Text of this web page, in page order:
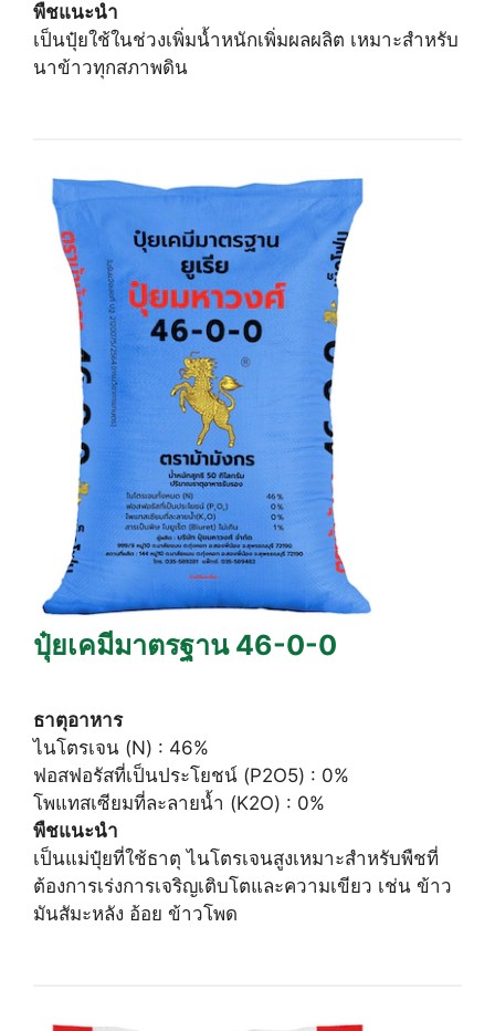
พืชแนะนำ
เป็นปุ๋ยใช้ในช่วงเพิ่มน้ำหนักเพิ่มผลผลิต เหมาะสำหรับ
นาข้าวทุกสภาพดิน
ปุ๋ยเคมีมาตรฐาน 46-0-0
ธาตุอาหาร
ไนโตรเจน (N) : 46%
ฟอสฟอรัสที่เป็นประโยชน์ (P2O5) : 0%
โพแทสเซียมที่ละลายน้ำ (K2O) : 0%
พืชแนะนำ
เป็นแม่ปุ๋ยที่ใช้ธาตุ ไนโตรเจนสูงเหมาะสำหรับพืชที่
ต้องการเร่งการเจริญเติบโตและความเขียว เช่น ข้าว
มันสัมะหลัง อ้อย ข้าวโพด